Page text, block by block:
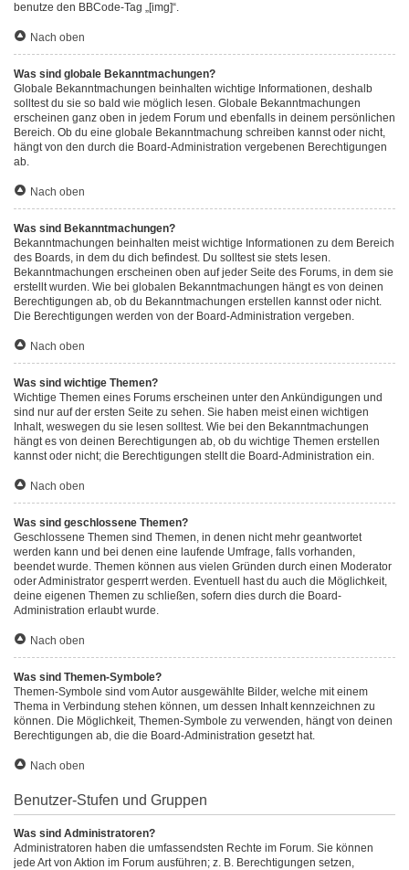
benutze den BBCode-Tag „[img]“.
Nach oben
Was sind globale Bekanntmachungen?
Globale Bekanntmachungen beinhalten wichtige Informationen, deshalb
solltest du sie so bald wie möglich lesen. Globale Bekanntmachungen
erscheinen ganz oben in jedem Forum und ebenfalls in deinem persönlichen
Bereich. Ob du eine globale Bekanntmachung schreiben kannst oder nicht,
hängt von den durch die Board-Administration vergebenen Berechtigungen
ab.
Nach oben
Was sind Bekanntmachungen?
Bekanntmachungen beinhalten meist wichtige Informationen zu dem Bereich
des Boards, in dem du dich befindest. Du solltest sie stets lesen.
Bekanntmachungen erscheinen oben auf jeder Seite des Forums, in dem sie
erstellt wurden. Wie bei globalen Bekanntmachungen hängt es von deinen
Berechtigungen ab, ob du Bekanntmachungen erstellen kannst oder nicht.
Die Berechtigungen werden von der Board-Administration vergeben.
Nach oben
Was sind wichtige Themen?
Wichtige Themen eines Forums erscheinen unter den Ankündigungen und
sind nur auf der ersten Seite zu sehen. Sie haben meist einen wichtigen
Inhalt, weswegen du sie lesen solltest. Wie bei den Bekanntmachungen
hängt es von deinen Berechtigungen ab, ob du wichtige Themen erstellen
kannst oder nicht; die Berechtigungen stellt die Board-Administration ein.
Nach oben
Was sind geschlossene Themen?
Geschlossene Themen sind Themen, in denen nicht mehr geantwortet
werden kann und bei denen eine laufende Umfrage, falls vorhanden,
beendet wurde. Themen können aus vielen Gründen durch einen Moderator
oder Administrator gesperrt werden. Eventuell hast du auch die Möglichkeit,
deine eigenen Themen zu schließen, sofern dies durch die Board-
Administration erlaubt wurde.
Nach oben
Was sind Themen-Symbole?
Themen-Symbole sind vom Autor ausgewählte Bilder, welche mit einem
Thema in Verbindung stehen können, um dessen Inhalt kennzeichnen zu
können. Die Möglichkeit, Themen-Symbole zu verwenden, hängt von deinen
Berechtigungen ab, die die Board-Administration gesetzt hat.
Nach oben
Benutzer-Stufen und Gruppen
Was sind Administratoren?
Administratoren haben die umfassendsten Rechte im Forum. Sie können
jede Art von Aktion im Forum ausführen; z. B. Berechtigungen setzen,